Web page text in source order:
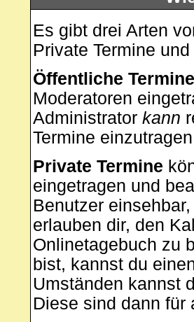
Es gibt drei Arten
Private Termine
Öffentliche Termine
Moderatoren
Administrator kann
Termine
Private Termine
eingetragen und
Benutzer
erlauben dir, den
Onlinetagebuch zu
bist, kannst du
Umständen kannst
Diese sind dann für